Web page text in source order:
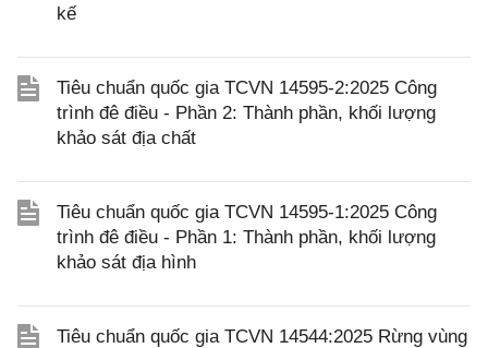
kế
Tiêu chuẩn quốc gia TCVN 14595-2:2025 Công
trình đê điều - Phần 2: Thành phần, khối lượng
khảo sát địa chất
Tiêu chuẩn quốc gia TCVN 14595-1:2025 Công
trình đê điều - Phần 1: Thành phần, khối lượng
khảo sát địa hình
Tiêu chuẩn quốc gia TCVN 14544:2025 Rừng vùng